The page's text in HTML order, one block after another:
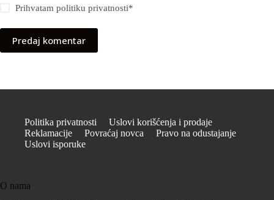
Prihvatampolitiku privatnosti*
Predaj komentar
Politika privatnosti
Uslovi korišćenja i prodaje
Reklamacije
Povraćaj novca
Pravo na odustajanje
Uslovi isporuke
O nama